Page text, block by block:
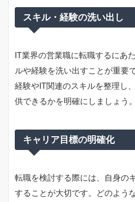
スキル・経験の洗い出し
IT業界の営業職に転職するにあ
ルや経験を洗い出すことが重要
経験やIT関連のスキルを整理し
供できるかを明確にしましょう。
キャリア目標の明確化
転職を検討する際には、自身の
することが大切です。どのよう